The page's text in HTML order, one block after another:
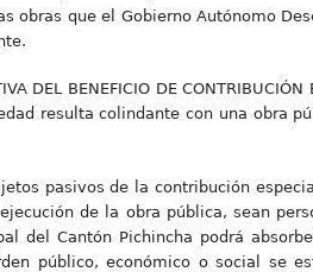
obras que el Gobierno Autónomo
DEL BENEFICIO DE
resulta colindante con una obra
pasivos de la contribución
de la obra pública, sean
del Cantón Pichincha podrá
público, económico o social se